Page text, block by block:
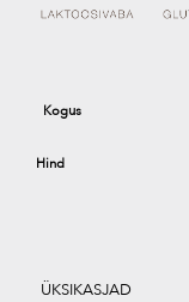
Kogus
Hind
ÜKSIKASJAD